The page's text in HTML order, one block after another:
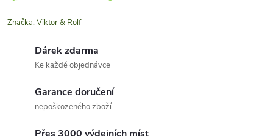
Značka:Viktor & Rolf
Dárek zdarma
Ke každé objednávce
Garance doručení
nepoškozeného zboží